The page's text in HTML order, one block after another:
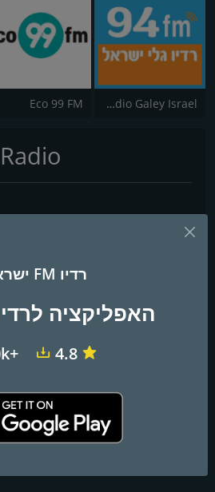
Radio Galey Israel (רדיו גלי ישראל) Eco 99 FM
רדיו FM ישראל
האפליקציה
+500k